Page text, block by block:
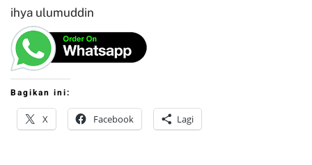
ihya ulumuddin
Bagikan ini:
X Facebook Lagi